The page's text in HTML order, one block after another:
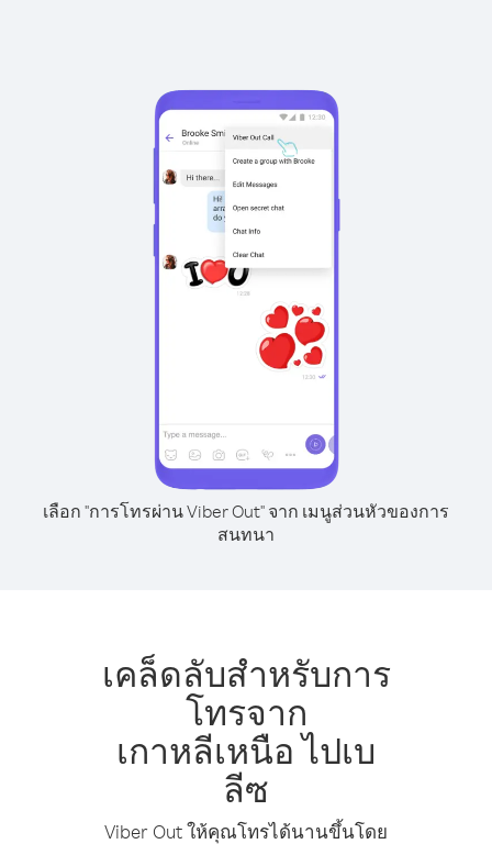
เลือก "การโทรผ่าน Viber Out" จาก เมนูส่วนหัวของการ
สนทนา
เคล็ดลับสำหรับการ
โทรจาก
เกาหลีเหนือ ไปเบ
ลีซ
Viber Out ให้คุณโทรได้นานขึ้นโดย